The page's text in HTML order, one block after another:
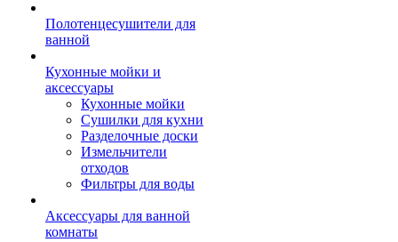
Полотенцесушители для
ванной
Кухонные мойки и
аксессуары
Кухонные мойки
Сушилки для кухни
Разделочные доски
Измельчители
отходов
Фильтры для воды
Аксессуары для ванной
комнаты